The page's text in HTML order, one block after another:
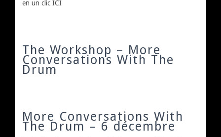
en un clic ICI
The Workshop – More
Conversations With The
Drum
More Conversations With
The Drum – 6 décembre